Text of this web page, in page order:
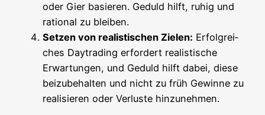
oder Gier basie­ren. Geduld hilft, ruhig und
ratio­nal zu bleiben.
Set­zen von rea­lis­ti­schen Zie­len: Erfolg­rei­
ches Day­tra­ding erfor­dert rea­lis­ti­sche
Erwar­tun­gen, und Geduld hilft dabei, die­se
bei­zu­be­hal­ten und nicht zu früh Gewin­ne zu
rea­li­sie­ren oder Ver­lus­te hinzunehmen.